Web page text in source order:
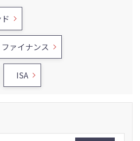
ァイナンス
ISA